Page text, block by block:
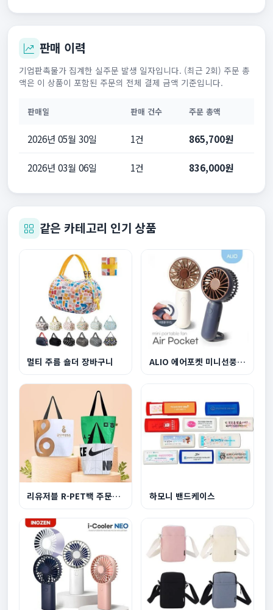
판매 이력
기업판촉물가 집계한 실주문 발생 일자입니다. (최근 2회) 주문 총
액은 이 상품이 포함된 주문의 전체 결제 금액 기준입니다.
판매일 판매 건수 주문 총액
2026년 05월 30일 1건 865,700원
2026년 03월 06일 1건 836,000원
같은 카테고리 인기 상품
멀티 주름 숄더 장바구니 ALIO 에어포켓 미니선풍기 500mAh
리유저블 R-PET백 주문제작 중형 하모니 밴드케이스